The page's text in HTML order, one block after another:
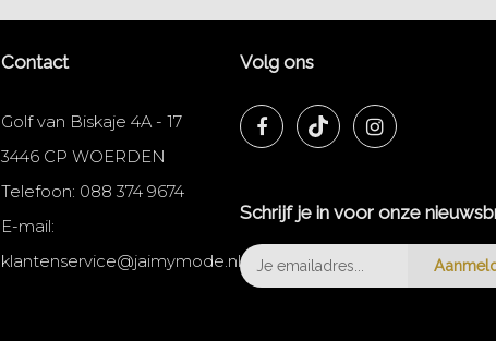
Contact
Golf van Biskaje 4A - 17
3446 CP WOERDEN
Telefoon: 088 374 9674
E-mail:
klantenservice@jaimymode.nl
Volg ons
Schrijf je in voor onze